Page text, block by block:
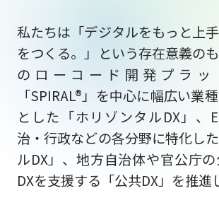
私たちは「デジタルをもっと上
をつくる。」という存在意義の
のローコード開発プラッ
「SPIRAL®」を中心に幅広い業
とした「ホリゾンタルDX」、
治・行政などの各分野に特化し
ルDX」、地方自治体や官公庁
DXを支援する「公共DX」を推進